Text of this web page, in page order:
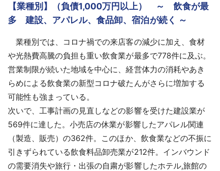
【業種別】（負債1,000万円以上） ～ 飲食が最
多 建設、アパレル、食品卸、宿泊が続く ～
業種別では、コロナ禍での来店客の減少に加え、食材
や光熱費高騰の負担も重い飲食業が最多で778件に及ぶ。
営業制限が続いた地域を中心に、経営体力の消耗やあき
らめによる飲食業の新型コロナ破たんがさらに増加する
可能性も強まっている。
次いで、工事計画の見直しなどの影響を受けた建設業が
569件に達した。小売店の休業が影響したアパレル関連
（製造、販売）の362件。このほか、飲食業などの不振に
引きずられている飲食料品卸売業が212件。インバウンド
の需要消失や旅行・出張の自粛が影響したホテル,旅館の